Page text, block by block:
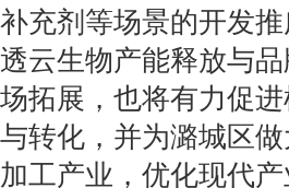
补充剂等场景的开发
透云生物产能释放与
场拓展，也将有力促
与转化，并为潞城区
加工产业，优化现代